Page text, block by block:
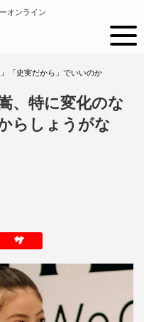
オンライン
』「史実だから」でいいのか
、特に変化のな
らしょうがな